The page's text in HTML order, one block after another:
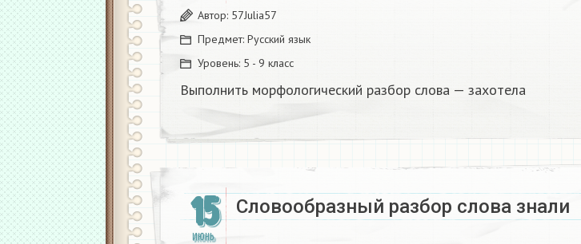
Автор: 57Julia57
Предмет: Русский язык
Уровень: 5 - 9 класс
Выполнить морфологический разбор слова — захотела
15
ИЮНЬ
Словообразный разбор слова знали